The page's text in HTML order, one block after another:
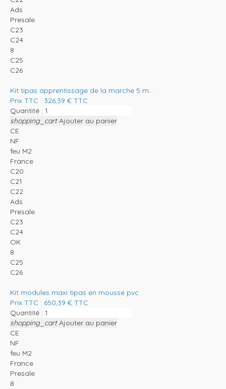
Ads
Presale
C23
C24
8
C25
C26
Kit tipas apprentissage de la marche 5 m...
Prix TTC : 326,39 € TTC
Quantité :
shopping_cart Ajouter au panier
CE
NF
feu M2
France
C20
C21
C22
Ads
Presale
C23
C24
OK
8
C25
C26
Kit modules maxi tipas en mousse pvc
Prix TTC : 650,39 € TTC
Quantité :
shopping_cart Ajouter au panier
CE
NF
feu M2
France
Presale
8